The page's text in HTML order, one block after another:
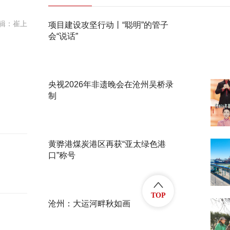
：崔上
项目建设攻坚行动丨“聪明”的管子
会“说话”
央视2026年非遗晚会在沧州吴桥录
制
黄骅港煤炭港区再获“亚太绿色港
口”称号
沧州：大运河畔秋如画
TOP